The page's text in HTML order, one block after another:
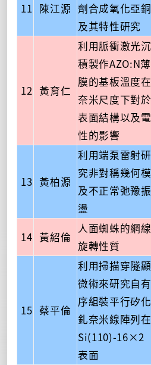
11 陳江源 劑合成氧化亞銅
及其特性研究
12 黃育仁
利用脈衝激光沉
積製作AZO:N薄
膜的基板溫度在
奈米尺度下對於
表面結構以及電
性的影響
13 黃柏源
利用端泵雷射研
究非對稱幾何模
及不正常弛豫振
盪
14 黃紹倫
人面蜘蛛的網線
旋轉性質
15 蔡平倫
利用掃描穿隧顯
微術來研究自有
序組裝平行矽化
釓奈米線陣列在
Si(110)-16×2
表面